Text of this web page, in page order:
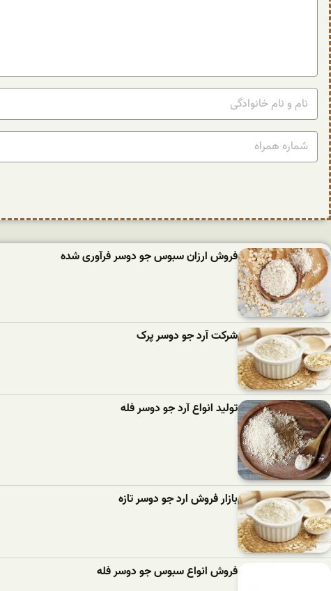
فروش ارزان سبوس جو دوسر فرآوری شده
شرکت آرد جو دوسر پرک
تولید انواع آرد جو دوسر فله
بازار فروش ارد جو دوسر تازه
فروش انواع سبوس جو دوسر فله